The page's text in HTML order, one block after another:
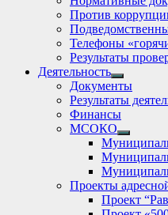
Против
Телефоны
Результаты
Деятельность
Show
sub
menu
Документы
Результаты
Финансы
МСОКО
Show
sub
menu
Проекты
Проект